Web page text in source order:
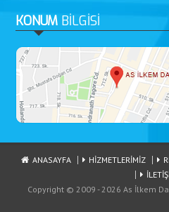
KONUM BİLGİSİ
ANASAYFA HİZMETLERİMİZ
Copyright © 2009 - 2026 As İlkem